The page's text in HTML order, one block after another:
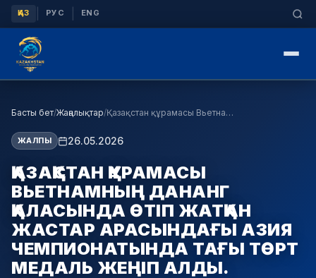
ҚАЗ РУС ENG
Басты бет/Жаңалықтар/ Қазақстан құрамасы Вьетнамның Дананг қаласында өт…
ЖАЛПЫ 26.05.2026
ҚАЗАҚСТАН ҚҰРАМАСЫ
ВЬЕТНАМНЫҢ ДАНАНГ
ҚАЛАСЫНДА ӨТІП ЖАТҚАН
ЖАСТАР АРАСЫНДАҒЫ АЗИЯ
ЧЕМПИОНАТЫНДА ТАҒЫ ТӨРТ
МЕДАЛЬ ЖЕҢІП АЛДЫ.